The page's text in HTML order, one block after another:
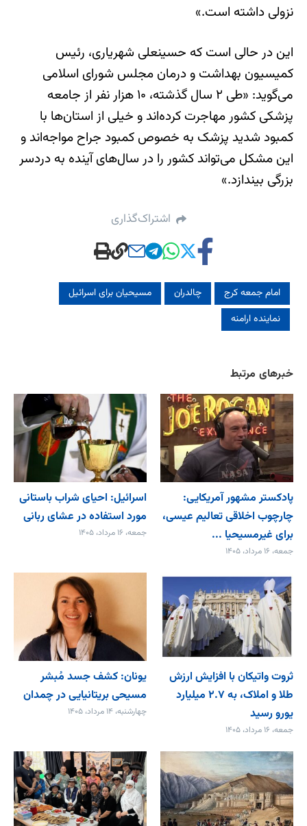
نزولی داشته است.»
این در حالی است که حسینعلی شهریاری، رئیس
کمیسیون بهداشت و درمان مجلس شورای اسلامی
می‌گوید: «طی ۲ سال گذشته، ۱۰ هزار نفر از جامعه
پزشکی کشور مهاجرت کرده‌اند و خیلی از استان‌ها با
کمبود شدید پزشک به خصوص کمبود جراح مواجه‌اند و
این مشکل می‌تواند کشور را در سال‌های آینده به دردسر
بزرگی بیندازد.»
اشتراک‌گذاری
امام جمعه کرج چالدران
مسیحیان برای اسرائیل
نماینده ارامنه
خبرهای مرتبط
پادکستر مشهور آمریکایی:
چارچوب اخلاقی تعالیم عیسی،
برای غیرمسیحیا ...
جمعه، ۱۶ مرداد، ۱۴۰۵
اسرائیل: احیای شراب باستانی
مورد استفاده در عشای ربانی
جمعه، ۱۶ مرداد، ۱۴۰۵
ثروت واتیکان با افزایش ارزش
طلا و املاک، به ۲.۷ میلیارد
یورو رسید
جمعه، ۱۶ مرداد، ۱۴۰۵
یونان: کشف جسد مُبشر
مسیحی بریتانیایی در چمدان
چهارشنبه، ۱۴ مرداد، ۱۴۰۵